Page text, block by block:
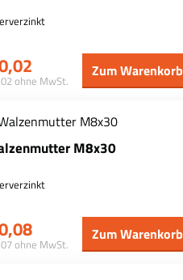
ohne MwSt.
Zum Warenkorb
M8x30
ohne MwSt.
Zum Warenkorb